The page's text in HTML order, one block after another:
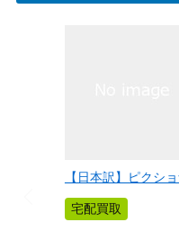
【日本訳】ピクシ
宅配買取